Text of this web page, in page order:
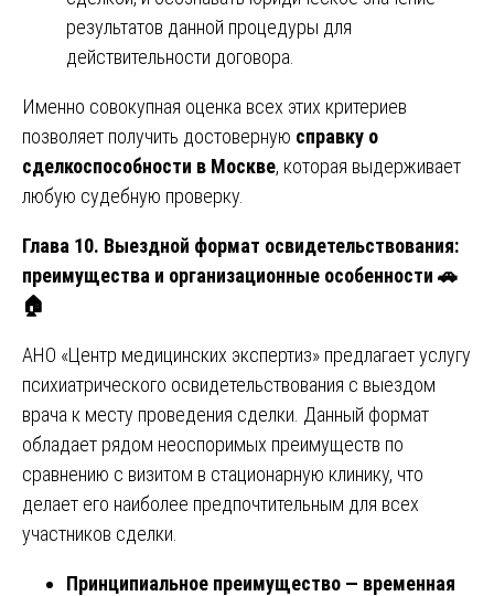
результатов данной процедуры для
действительности договора.
Именно совокупная оценка всех этих критериев
позволяет получить достоверную справку о
сделкоспособности в Москве, которая выдерживает
любую судебную проверку.
Глава 10. Выездной формат освидетельствования:
преимущества и организационные особенности 🚗
🏠
АНО «Центр медицинских экспертиз» предлагает услугу
психиатрического освидетельствования с выездом
врача к месту проведения сделки. Данный формат
обладает рядом неоспоримых преимуществ по
сравнению с визитом в стационарную клинику, что
делает его наиболее предпочтительным для всех
участников сделки.
Принципиальное преимущество — временная